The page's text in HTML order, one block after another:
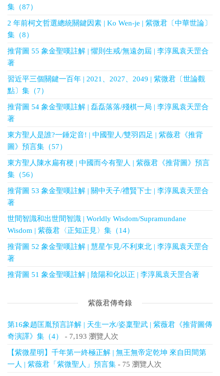
集（87）
2 年前柯文哲選總統關鍵因素 | Ko Wen-je | 紫微君〔中華世論〕
集（8）
推背圖 55 象金聖嘆註解 | 懼則生戒/無遠勿屆 | 李淳風袁天罡合
著
習近平三個關鍵一百年 | 2021、2027、2049 | 紫微君〔世論觀
點〕集（7）
推背圖 54 象金聖嘆註解 | 磊磊落落/殘棋一局 | 李淳風袁天罡合
著
東方聖人是誰?一錘定音! | 中國聖人/雙羽四足 | 紫薇君《推背
圖》預言集（57）
東方聖人陳水扁有梗 | 中國而今有聖人 | 紫薇君《推背圖》預言
集（56）
推背圖 53 象金聖嘆註解 | 關中天子/禮賢下士 | 李淳風袁天罡合
著
世間智識和出世間智識 | Worldly Wisdom/Supramundane
Wisdom | 紫薇君〈正知正見〉集（14）
推背圖 52 象金聖嘆註解 | 慧星乍見/不利東北 | 李淳風袁天罡合
著
推背圖 51 象金聖嘆註解 | 陰陽和化以正 | 李淳風袁天罡合著
紫薇君傳奇錄
第16象趙匡胤預言詳解 | 天生一水/姿稟聖武 | 紫薇君《推背圖傳
奇演譯》集（4）
- 7,193 瀏覽人次
【紫微星明】千年第一終極正解 | 無王無帝定乾坤 來自田間第
一人 | 紫薇君「紫微聖人」預言集 - 75 瀏覽人次